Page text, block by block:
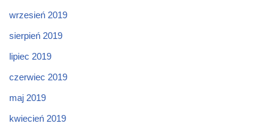
wrzesień 2019
sierpień 2019
lipiec 2019
czerwiec 2019
maj 2019
kwiecień 2019